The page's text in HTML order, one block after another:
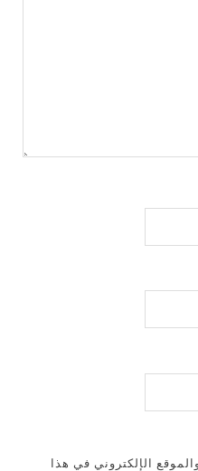
الإلكتروني في هذا